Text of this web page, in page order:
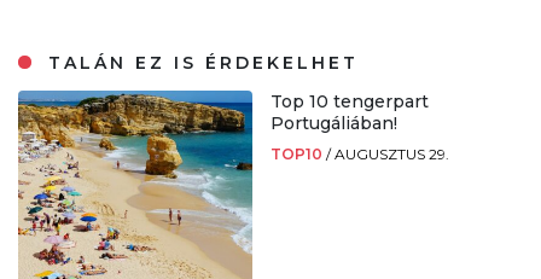
TALÁN EZ IS ÉRDEKELHET
Top 10 tengerpart
Portugáliában!
TOP10 /AUGUSZTUS 29.